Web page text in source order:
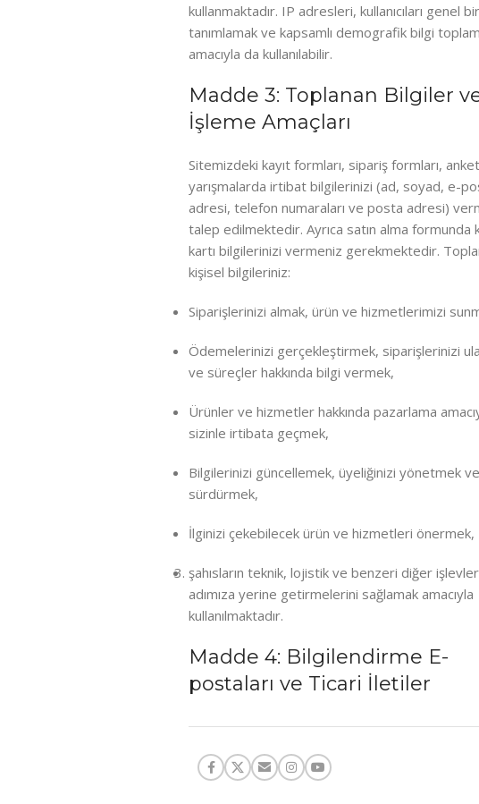
kullanmaktadır. IP adresleri, kullanıcıları genel
tanımlamak ve kapsamlı demografik bilgi
amacıyla da kullanılabilir.
Madde 3: Toplanan Bilgiler
İşleme Amaçları
Sitemizdeki kayıt formları, sipariş formları,
yarışmalarda irtibat bilgilerinizi (ad, soyad, e-
adresi, telefon numaraları ve posta adresi)
talep edilmektedir. Ayrıca satın alma formunda
kartı bilgilerinizi vermeniz gerekmektedir.
kişisel bilgileriniz:
Siparişlerinizi almak, ürün ve hizmetlerimizi
Ödemelerinizi gerçekleştirmek, siparişlerinizi
ve süreçler hakkında bilgi vermek,
Ürünler ve hizmetler hakkında pazarlama
sizinle irtibata geçmek,
Bilgilerinizi güncellemek, üyeliğinizi yönetmek ve
sürdürmek,
İlginizi çekebilecek ürün ve hizmetleri önermek,
şahısların teknik, lojistik ve benzeri diğer
adımıza yerine getirmelerini sağlamak amacıyla
kullanılmaktadır.
Madde 4: Bilgilendirme E-
postaları ve Ticari İletiler